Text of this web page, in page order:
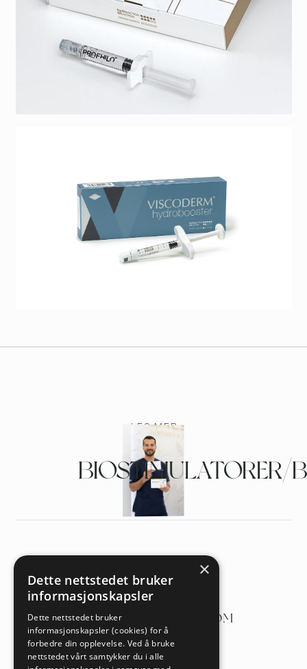
LES MER
BIOSTIMULATORER/
a/HOLTEGATA 32,
0355 OSLO
k/ADMIN@FEMLONE.COM
t/+47 461 19 496
×
Dette nettstedet bruker
informasjonskapsler
Dette nettstedet bruker
informasjonskapsler (cookies) for å
forbedre din opplevelse. Ved å bruke
nettstedet vårt samtykker du i alle